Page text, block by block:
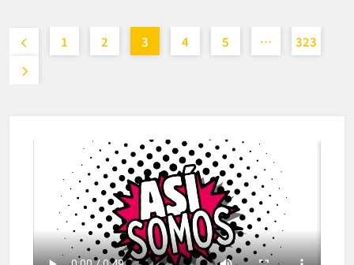
1 2 3 4 5 … 323